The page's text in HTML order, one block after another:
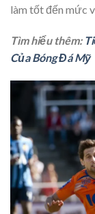
làm tốt đến mức
Tìm hiểu thêm:
Của Bóng Đá Mỹ